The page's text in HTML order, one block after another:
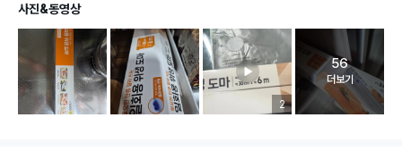
사진&동영상
리뷰 이미지 등록 개수
2
고객 리뷰
56
더보기